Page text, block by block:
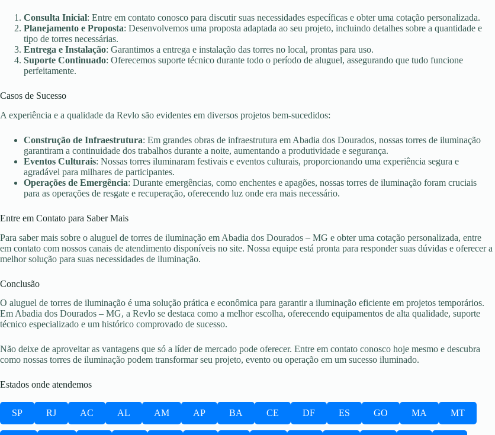
Consulta Inicial: Entre em contato conosco para discutir suas necessidades específicas e obter uma cotação personalizada.
Planejamento e Proposta: Desenvolvemos uma proposta adaptada ao seu projeto, incluindo detalhes sobre a quantidade e
tipo de torres necessárias.
Entrega e Instalação: Garantimos a entrega e instalação das torres no local, prontas para uso.
Suporte Continuado: Oferecemos suporte técnico durante todo o período de aluguel, assegurando que tudo funcione
perfeitamente.
Casos de Sucesso
A experiência e a qualidade da Revlo são evidentes em diversos projetos bem-sucedidos:
Construção de Infraestrutura: Em grandes obras de infraestrutura em Abadia dos Dourados, nossas torres de iluminação
garantiram a continuidade dos trabalhos durante a noite, aumentando a produtividade e segurança.
Eventos Culturais: Nossas torres iluminaram festivais e eventos culturais, proporcionando uma experiência segura e
agradável para milhares de participantes.
Operações de Emergência: Durante emergências, como enchentes e apagões, nossas torres de iluminação foram cruciais
para as operações de resgate e recuperação, oferecendo luz onde era mais necessário.
Entre em Contato para Saber Mais
Para saber mais sobre o aluguel de torres de iluminação em Abadia dos Dourados – MG e obter uma cotação personalizada, entre
em contato com nossos canais de atendimento disponíveis no site. Nossa equipe está pronta para responder suas dúvidas e oferecer a
melhor solução para suas necessidades de iluminação.
Conclusão
O aluguel de torres de iluminação é uma solução prática e econômica para garantir a iluminação eficiente em projetos temporários.
Em Abadia dos Dourados – MG, a Revlo se destaca como a melhor escolha, oferecendo equipamentos de alta qualidade, suporte
técnico especializado e um histórico comprovado de sucesso.
Não deixe de aproveitar as vantagens que só a líder de mercado pode oferecer. Entre em contato conosco hoje mesmo e descubra
como nossas torres de iluminação podem transformar seu projeto, evento ou operação em um sucesso iluminado.
Estados onde atendemos
SP RJ AC AL AM AP BA CE DF ES GO MA MT